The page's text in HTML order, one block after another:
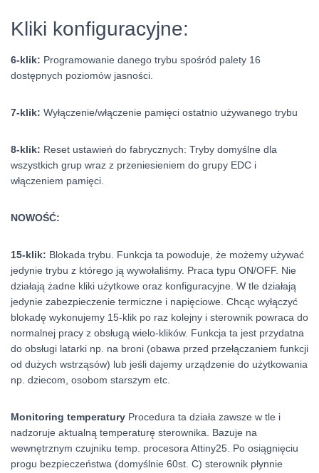
Kliki konfiguracyjne:
6-klik: Programowanie danego trybu spośród palety 16
dostępnych poziomów jasności.
7-klik: Wyłączenie/włączenie pamięci ostatnio używanego trybu
8-klik: Reset ustawień do fabrycznych: Tryby domyślne dla
wszystkich grup wraz z przeniesieniem do grupy EDC i
włączeniem pamięci.
NOWOŚĆ:
15-klik: Blokada trybu. Funkcja ta powoduje, że możemy używać
jedynie trybu z którego ją wywołaliśmy. Praca typu ON/OFF. Nie
działają żadne kliki użytkowe oraz konfiguracyjne. W tle działają
jedynie zabezpieczenie termiczne i napięciowe. Chcąc wyłączyć
blokadę wykonujemy 15-klik po raz kolejny i sterownik powraca do
normalnej pracy z obsługą wielo-klików. Funkcja ta jest przydatna
do obsługi latarki np. na broni (obawa przed przełączaniem funkcji
od dużych wstrząsów) lub jeśli dajemy urządzenie do użytkowania
np. dziecom, osobom starszym etc.
Monitoring temperatury Procedura ta działa zawsze w tle i
nadzoruje aktualną temperaturę sterownika. Bazuje na
wewnętrznym czujniku temp. procesora Attiny25. Po osiągnięciu
progu bezpieczeństwa (domyślnie 60st. C) sterownik płynnie